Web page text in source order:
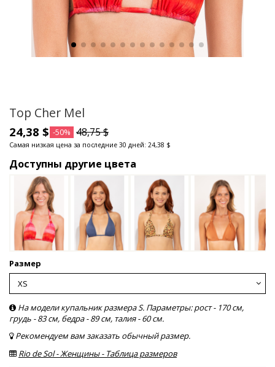
Top Cher Mel
24,38 $ -50% 48,75 $
Самая низкая цена за последние 30 дней: 24,38 $
Доступны другие цвета
Размер
На модели купальник размера S. Параметры: рост - 170 см,
грудь - 83 см, бедра - 89 см, талия - 60 см.
Рекомендуем вам заказать обычный размер.
Rio de Sol - Женщины - Таблица размеров